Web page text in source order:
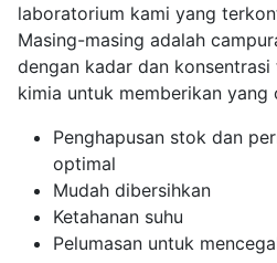
laboratorium kami yang
Masing-masing adalah
dengan kadar dan
kimia untuk memberikan yang
Penghapusan stok dan
optimal
Mudah dibersihkan
Ketahanan suhu
Pelumasan untuk